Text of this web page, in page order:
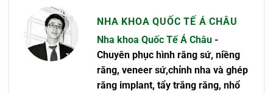
NHA KHOA QUỐC TẾ Á CHÂU
Nha khoa Quốc Tế Á Châu -
Chuyên phục hình răng sứ, niềng
răng, veneer sứ,chỉnh nha và ghép
răng implant, tẩy trắng răng, nhổ